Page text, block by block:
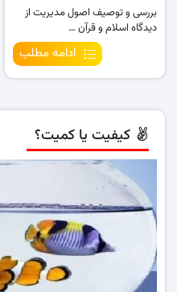
بررسی و توصیف اصول مدیریت از
دیدگاه اسلام و قرآن …
ادامه مطلب
کیفیت یا کمیت؟